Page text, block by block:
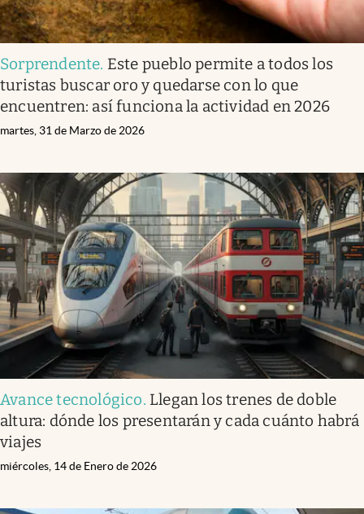
Sorprendente. Este pueblo permite a todos los
turistas buscar oro y quedarse con lo que
encuentren: así funciona la actividad en 2026
martes, 31 de Marzo de 2026
Avance tecnológico. Llegan los trenes de doble
altura: dónde los presentarán y cada cuánto habrá
viajes
miércoles, 14 de Enero de 2026